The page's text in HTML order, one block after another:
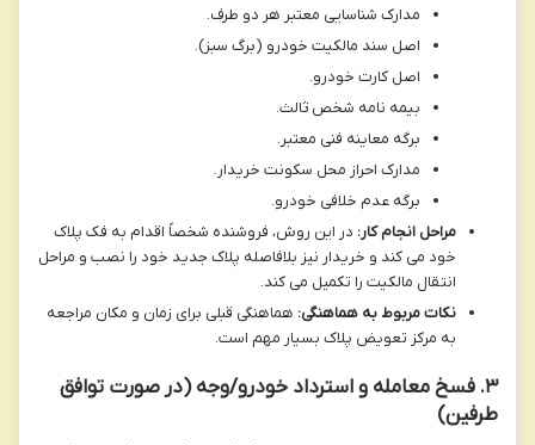
مدارک شناسایی معتبر هر دو طرف.
اصل سند مالکیت خودرو (برگ سبز).
اصل کارت خودرو.
بیمه نامه شخص ثالث.
برگه معاینه فنی معتبر.
مدارک احراز محل سکونت خریدار.
برگه عدم خلافی خودرو.
مراحل انجام کار: در این روش، فروشنده شخصاً اقدام به فک پلاک
خود می کند و خریدار نیز بلافاصله پلاک جدید خود را نصب و مراحل
انتقال مالکیت را تکمیل می کند.
نکات مربوط به هماهنگی: هماهنگی قبلی برای زمان و مکان مراجعه
به مرکز تعویض پلاک بسیار مهم است.
۳. فسخ معامله و استرداد خودرو/وجه (در صورت توافق
طرفین)